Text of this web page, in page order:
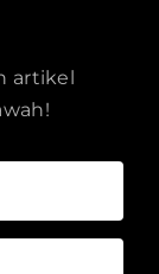
artikel